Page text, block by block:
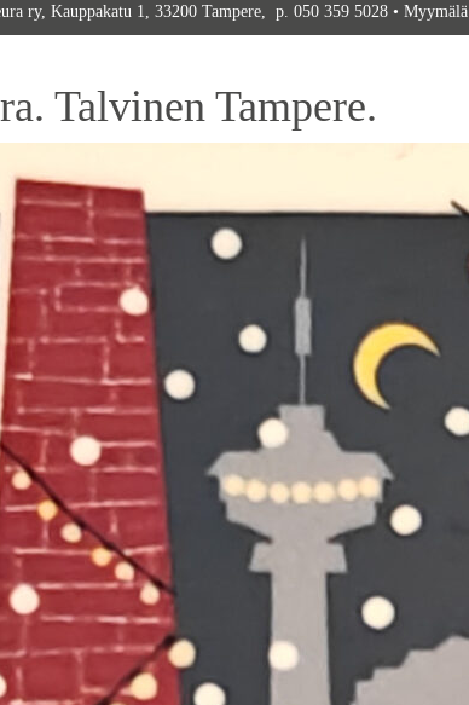
ry, Kauppakatu 1, 33200 Tampere, p. 050 359 5028 • Myymälä
Talvinen Tampere.